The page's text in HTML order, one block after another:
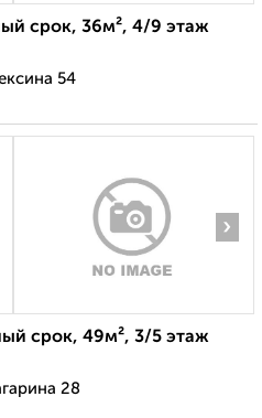
срок, 36м², 4/9 этаж
54
›
срок, 49м², 3/5 этаж
28